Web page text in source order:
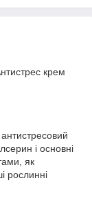
крем
і основні
як
рослинні